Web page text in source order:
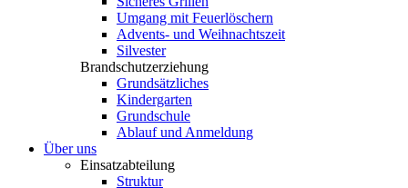
Umgang mit Feuerlöschern
Advents- und Weihnachtszeit
Silvester
Brandschutzerziehung
Grundsätzliches
Kindergarten
Grundschule
Ablauf und Anmeldung
Über uns
Einsatzabteilung
Struktur